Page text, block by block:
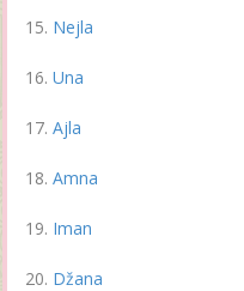
Nejla
Una
Ajla
Amna
Iman
Džana